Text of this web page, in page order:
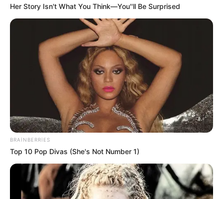
23:56 / 06 Avqust 2026
Sevinc Hüseynova Səidə Bəkirqızına
uduzdu —Məhkəmə rədd etdi
0
Her Story Isn't What You Think—You''ll Be Surprised
BRAINBERRIES
Top 10 Pop Divas (She's Not Number 1)